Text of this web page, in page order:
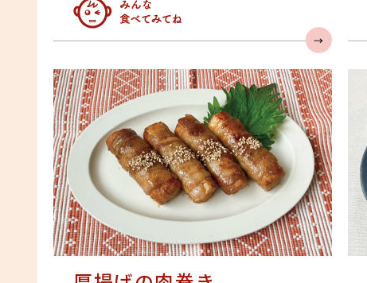
みんなの人気急上昇